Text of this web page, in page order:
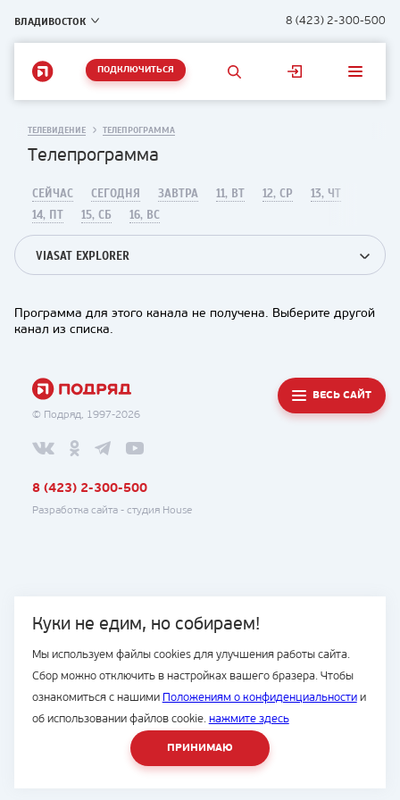
ВЛАДИВОСТОК 8 (423) 2-300-500
ПОДКЛЮЧИТЬСЯ
Куки не едим, но собираем!
Мы используем файлы cookies для улучшения работы сайта.
Сбор можно отключить в настройках вашего бразера. Чтобы
ознакомиться с нашими Положениям о конфиденциальностии
об использовании файлов cookie. нажмите здесь
ПРИНИМАЮ
ТЕЛЕВИДЕНИЕ ТЕЛЕПРОГРАММА
Телепрограмма
СЕЙЧАС СЕГОДНЯ ЗАВТРА 11, ВТ 12, СР
13, ЧТ
14, ПТ
15, СБ 16, ВС
VIASAT EXPLORER
Программа для этого канала не получена. Выберите другой
канал из списка.
© Подряд, 1997-2026
ВЕСЬ САЙТ
8 (423) 2-300-500
Разработка сайта - студия House